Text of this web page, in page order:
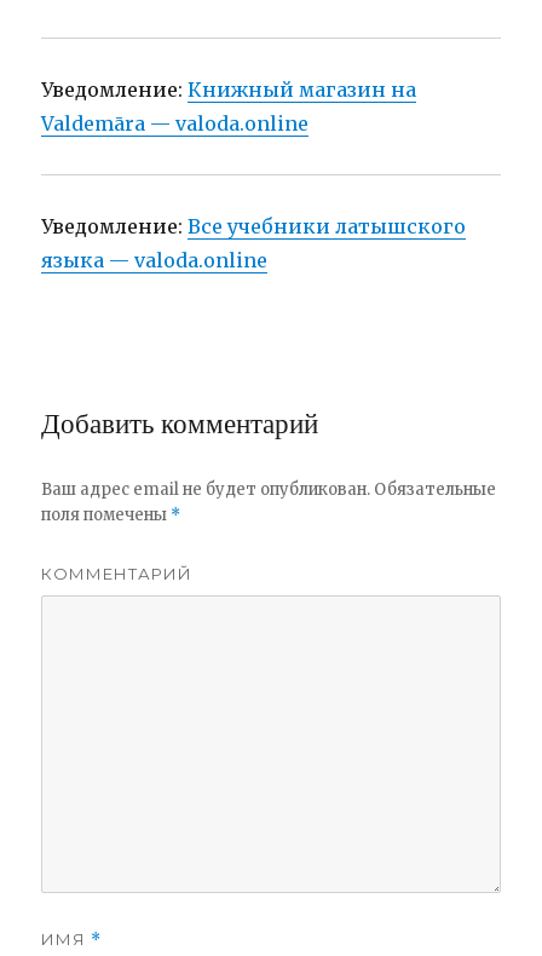
Уведомление:Книжный магазин на
Valdemāra — valoda.online
Уведомление:Все учебники латышского
языка — valoda.online
Добавить комментарий
Ваш адрес email не будет опубликован. Обязательные
поля помечены *
КОММЕНТАРИЙ
ИМЯ *